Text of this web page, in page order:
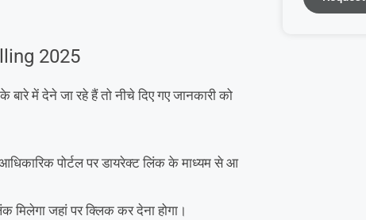
2025
में देने जा रहे हैं तो नीचे दिए गए जानकारी को
पोर्टल पर डायरेक्ट लिंक के माध्यम से आ
जहां पर क्लिक कर देना होगा।